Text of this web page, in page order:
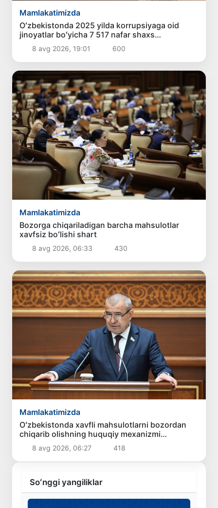
Mamlakatimizda
Oʻzbekistonda 2025 yilda korrupsiyaga oid
jinoyatlar boʻyicha 7 517 nafar shaxs
javobgarlikka tortilgan
8 avg 2026, 19:01 600
Mamlakatimizda
Bozorga chiqariladigan barcha mahsulotlar
xavfsiz boʻlishi shart
8 avg 2026, 06:33 430
Mamlakatimizda
Oʻzbekistonda xavfli mahsulotlarni bozordan
chiqarib olishning huquqiy mexanizmi
belgilanadi
8 avg 2026, 06:27 418
Soʻnggi yangiliklar